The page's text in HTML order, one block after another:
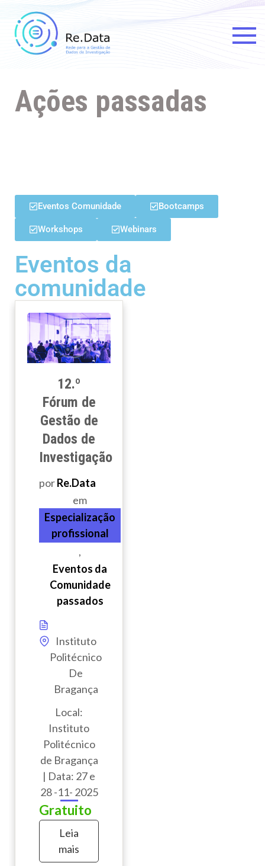
Rede para a Gestão de Dados
Ações passadas
Webinars
Workshops
Eventos Comunidade Bootcamps
Eventos da
comunidade
12.º
Fórum de
Gestão de
Dados de
Investigação
porRe.Data
em
Especialização
profissional
,
Eventos da
Comunidade
passados
Instituto
Politécnico
De
Bragança
Local:
Instituto
Politécnico
de Bragança
| Data: 27 e
28 -11- 2025
Gratuito
Leia
mais